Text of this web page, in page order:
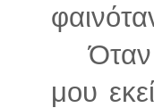
Όταν
μου